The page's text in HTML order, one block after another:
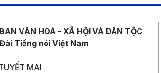
BAN VĂN HOÁ - XÃ HỘI VÀ DÂN TỘC
Đài Tiếng nói Việt Nam
MAI